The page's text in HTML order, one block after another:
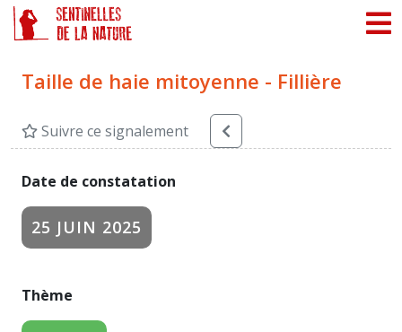
Taille de haie mitoyenne - Fillière
Suivre ce signalement
Date de constatation
25 JUIN 2025
Thème
Panneau de gestion des cookies